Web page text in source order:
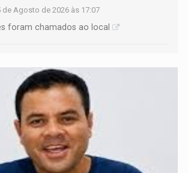
de Agosto de 2026 às 17:07
foram chamados ao local